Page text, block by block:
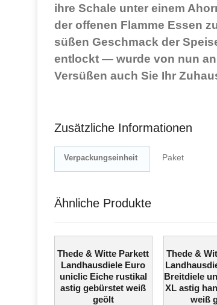
ihre Schale unter einem
der offenen Flamme Essen
süßen Geschmack der
entlockt — wurde von nun
Versüßen auch Sie Ihr
Zusätzliche Informationen
Verpackungseinheit Paket
Ähnliche Produkte
Thede & Witte Parkett
Landhausdiele Euro
uniclic Eiche rustikal
astig gebürstet weiß
geölt
Thede &
Breitdiele
XL astig
weiß